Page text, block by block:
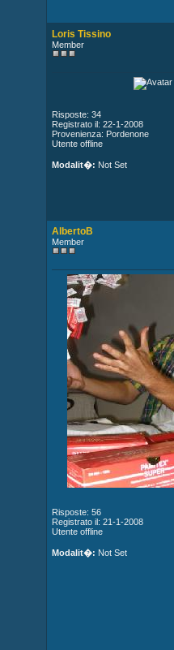
Loris Tissino
Member
Risposte: 34
Registrato il: 22-1-2008
Provenienza: Pordenone
Utente offline
Modalit�: Not Set
AlbertoB
Member
Risposte: 56
Registrato il: 21-1-2008
Utente offline
Modalit�: Not Set